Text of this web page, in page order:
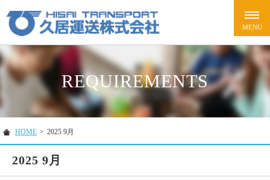
REQUIREMENTS
HOME > 2025 9月
2025 9月